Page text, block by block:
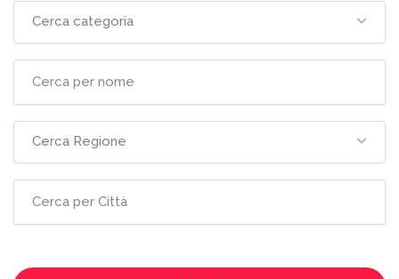
Cerca categoria
Cerca Regione